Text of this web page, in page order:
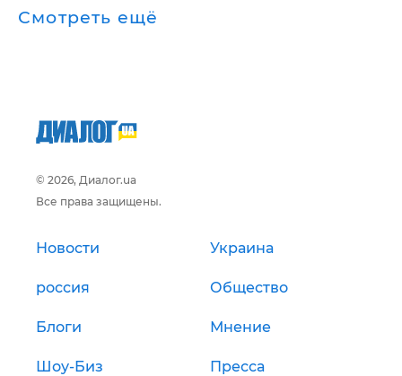
Смотреть ещё
© 2026, Диалог.ua
Все права защищены.
Новости Украина
россия Общество
Блоги Мнение
Шоу-Биз Пресса